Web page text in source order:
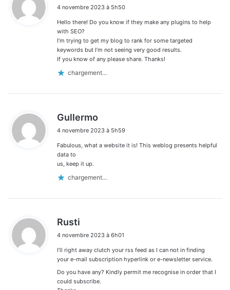
t
4 novembre 2023 à 5h50
Hello there! Do you know if they make any plugins to help
with SEO?
I’m trying to get my blog to rank for some targeted
keywords but I’m not seeing very good results.
If you know of any please share. Thanks!
chargement…
Gullermo
t
4 novembre 2023 à 5h59
Fabulous, what a website it is! This weblog presents helpful
data to
us, keep it up.
chargement…
Rusti
t
:
4 novembre 2023 à 6h01
I’ll right away clutch your rss feed as I can not in finding
your e-mail subscription hyperlink or e-newsletter service.
Do you have any? Kindly permit me recognise in order that I
could subscribe.